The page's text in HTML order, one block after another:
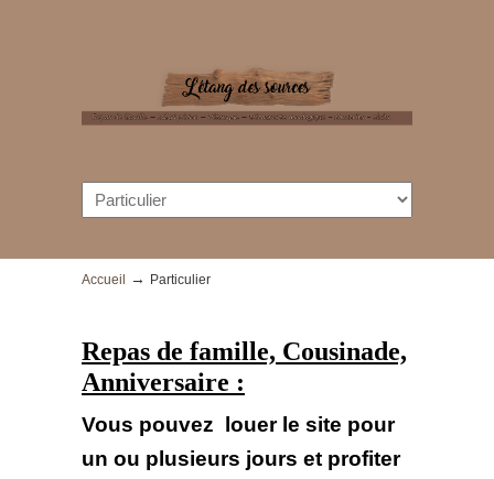
Accueil → Particulier
Repas de famille, Cousinade,
Anniversaire :
Vous pouvez louer le site pour
un ou plusieurs jours et profiter